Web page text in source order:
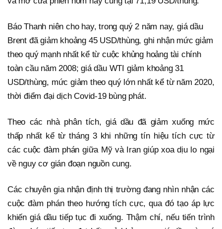
Báo Thanh niên cho hay, trong quý 2 năm nay, giá dầu
Brent đã giảm khoảng 45 USD/thùng, ghi nhận mức giảm
theo quý mạnh nhất kể từ cuộc khủng hoảng tài chính
toàn cầu năm 2008; giá dầu WTI giảm khoảng 31
USD/thùng, mức giảm theo quý lớn nhất kể từ năm 2020,
thời điểm đại dịch Covid-19 bùng phát.
Theo các nhà phân tích, giá dầu đã giảm xuống mức
thấp nhất kể từ tháng 3 khi những tín hiệu tích cực từ
các cuộc đàm phán giữa Mỹ và Iran giúp xoa dịu lo ngại
về nguy cơ gián đoạn nguồn cung.
Các chuyên gia nhận định thị trường đang nhìn nhận các
cuộc đàm phán theo hướng tích cực, qua đó tạo áp lực
khiến giá dầu tiếp tục đi xuống. Thậm chí, nếu tiến trình